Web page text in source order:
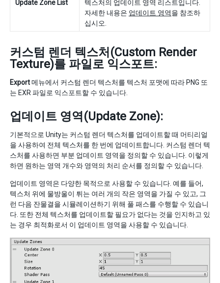
Update Zone List
텍스처의 업데이트 영역 리스트입니다.
자세한 내용은 업데이트 영역을 참조하
십시오.
커스텀 렌더 텍스처(Custom Render
Texture)를 파일로 익스포트:
Export메뉴에서 커스텀 렌더 텍스처를 텍스처 포맷에 따라 PNG 또
는 EXR 파일로 익스포트할 수 있습니다.
업데이트 영역(Update Zone):
기본적으로 Unity는 커스텀 렌더 텍스처를 업데이트할 때 머티리얼
을 사용하여 전체 텍스처를 한 번에 업데이트합니다. 커스텀 렌더 텍
스처를 사용하면 부분 업데이트 영역을 정의할 수 있습니다. 이렇게
하면 원하는 영역 개수와 영역의 처리 순서를 정의할 수 있습니다.
업데이트 영역은 다양한 목적으로 사용할 수 있습니다. 예를 들어,
텍스처 위에 물방울이 튀는 여러 개의 작은 영역을 가질 수 있고, 그
런 다음 잔물결을 시뮬레이션하기 위해 풀 패스를 수행할 수 있습니
다. 또한 전체 텍스처를 업데이트할 필요가 없다는 것을 인지하고 있
는 경우 최적화로서 이 업데이트 영역을 사용할 수 있습니다.